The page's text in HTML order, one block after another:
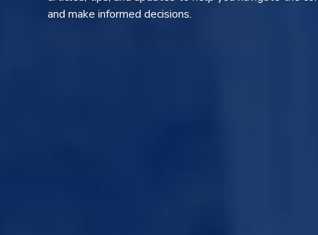
and make informed decisions.